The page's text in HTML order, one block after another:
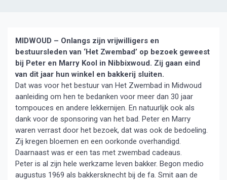
MIDWOUD – Onlangs zijn vrijwilligers en
bestuursleden van ‘Het Zwembad’ op bezoek geweest
bij Peter en Marry Kool in Nibbixwoud. Zij gaan eind
van dit jaar hun winkel en bakkerij sluiten.
Dat was voor het bestuur van Het Zwembad in Midwoud
aanleiding om hen te bedanken voor meer dan 30 jaar
tompouces en andere lekkernijen. En natuurlijk ook als
dank voor de sponsoring van het bad. Peter en Marry
waren verrast door het bezoek, dat was ook de bedoeling.
Zij kregen bloemen en een oorkonde overhandigd.
Daarnaast was er een tas met zwembad cadeaus.
Peter is al zijn hele werkzame leven bakker. Begon medio
augustus 1969 als bakkersknecht bij de fa. Smit aan de